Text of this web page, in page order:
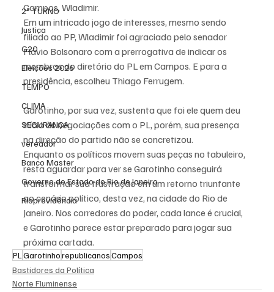
2º TURNO
Justiça
G20
Eleições 2026
TEMPO
CLIMA
SEGURANÇA
vereador
Banco Master
Governo do Estado do Rio de Janeiro
Rioprevidência
Campos, Wladimir.
Em um intricado jogo de interesses, mesmo sendo
filiado ao PP, Wladimir foi agraciado pelo senador
Flávio Bolsonaro com a prerrogativa de indicar os
membros do diretório do PL em Campos. E para a
presidência, escolheu Thiago Ferrugem.
Garotinho, por sua vez, sustenta que foi ele quem deu
início às negociações com o PL, porém, sua presença
na direção do partido não se concretizou.
Enquanto os políticos movem suas peças no tabuleiro,
resta aguardar para ver se Garotinho conseguirá
transformar sua frustração em um retorno triunfante
ao cenário político, desta vez, na cidade do Rio de
Janeiro. Nos corredores do poder, cada lance é crucial,
e Garotinho parece estar preparado para jogar sua
próxima cartada.
PL GarotinhorepublicanosCampos
Bastidores da Política
Norte Fluminense